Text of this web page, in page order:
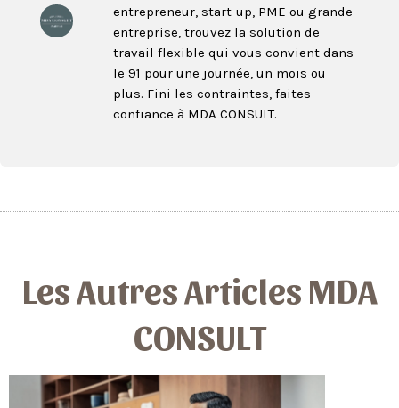
entrepreneur, start-up, PME ou grande
entreprise, trouvez la solution de
travail flexible qui vous convient dans
le 91 pour une journée, un mois ou
plus. Fini les contraintes, faites
confiance à MDA CONSULT.
Les Autres Articles MDA
CONSULT